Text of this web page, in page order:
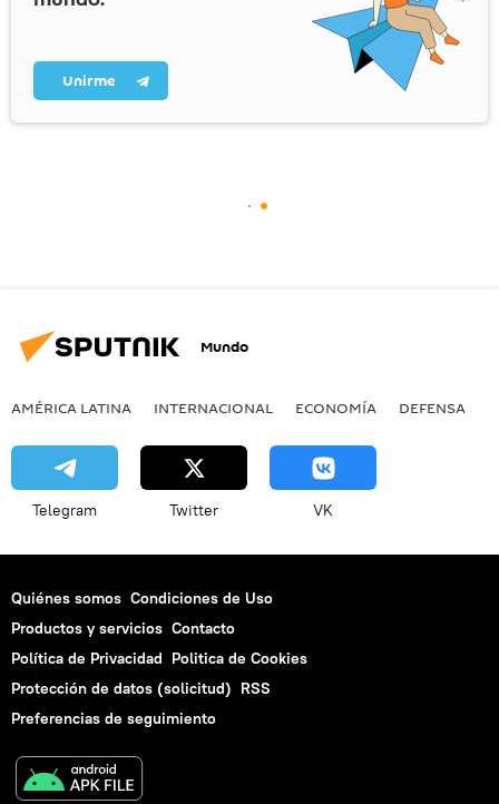
Unirme
Mundo
AMÉRICA LATINA INTERNACIONAL ECONOMÍA DEFENSA
Telegram Twitter VK
Quiénes somos Condiciones de Uso
Productos y servicios Contacto
Política de Privacidad Politica de Cookies
Protección de datos (solicitud) RSS
Preferencias de seguimiento